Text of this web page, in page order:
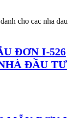
ĐƠN I-526
ĐẦU TƯ